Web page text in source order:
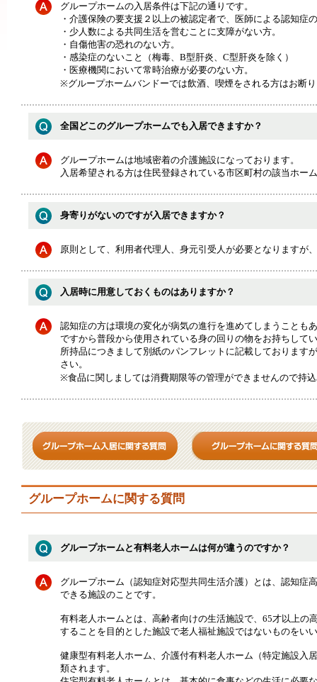
グループホームの入居条件は下記の通りです。
・介護保険の要支援２以上の被認定者で、医師による認知症
・少人数による共同生活を営むことに支障がない方。
・自傷他害の恐れのない方。
・感染症のないこと（梅毒、B型肝炎、C型肝炎を除く）
・医療機関において常時治療が必要のない方。
※グループホームバンドーでは飲酒、喫煙をされる方はお断
全国どこのグループホームでも入居できますか？
グループホームは地域密着の介護施設になっております。
入居希望される方は住民登録されている市区町村の該当ホー
身寄りがないのですが入居できますか？
原則として、利用者代理人、身元引受人が必要となりますが
入居時に用意しておくものはありますか？
認知症の方は環境の変化が病気の進行を進めてしまうことも
ですから普段から使用されている身の回りの物をお持ちして
所持品につきまして別紙のパンフレットに記載しております
さい。
※食品に関しましては消費期限等の管理ができませんので持
グループホームに関する質問
グループホームと有料老人ホームは何が違うのですか？
グループホーム（認知症対応型共同生活介護）とは、認知症
できる施設のことです。
有料老人ホームとは、高齢者向けの生活施設で、65才以上の
することを目的とした施設で老人福祉施設ではないものをい
健康型有料老人ホーム、介護付有料老人ホーム（特定施設入
類されます。